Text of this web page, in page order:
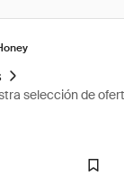
selección de